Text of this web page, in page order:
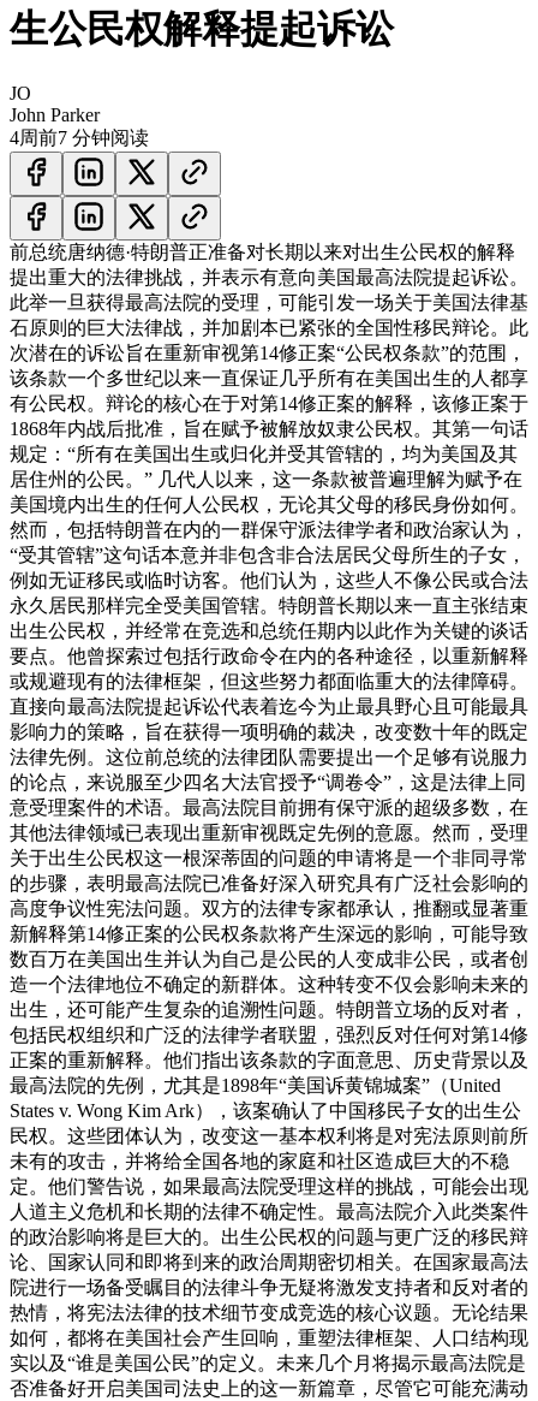
生公民权解释提起诉讼
JO
John Parker
4周前7 分钟阅读
前总统唐纳德·特朗普正准备对长期以来对出生公民权的解释
提出重大的法律挑战，并表示有意向美国最高法院提起诉讼。
此举一旦获得最高法院的受理，可能引发一场关于美国法律基
石原则的巨大法律战，并加剧本已紧张的全国性移民辩论。此
次潜在的诉讼旨在重新审视第14修正案“公民权条款”的范围，
该条款一个多世纪以来一直保证几乎所有在美国出生的人都享
有公民权。 辩论的核心在于对第14修正案的解释，该修正案于
1868年内战后批准，旨在赋予被解放奴隶公民权。其第一句话
规定：“所有在美国出生或归化并受其管辖的，均为美国及其
居住州的公民。” 几代人以来，这一条款被普遍理解为赋予在
美国境内出生的任何人公民权，无论其父母的移民身份如何。
然而，包括特朗普在内的一群保守派法律学者和政治家认为，
“受其管辖”这句话本意并非包含非合法居民父母所生的子女，
例如无证移民或临时访客。他们认为，这些人不像公民或合法
永久居民那样完全受美国管辖。 特朗普长期以来一直主张结束
出生公民权，并经常在竞选和总统任期内以此作为关键的谈话
要点。他曾探索过包括行政命令在内的各种途径，以重新解释
或规避现有的法律框架，但这些努力都面临重大的法律障碍。
直接向最高法院提起诉讼代表着迄今为止最具野心且可能最具
影响力的策略，旨在获得一项明确的裁决，改变数十年的既定
法律先例。这位前总统的法律团队需要提出一个足够有说服力
的论点，来说服至少四名大法官授予“调卷令”，这是法律上同
意受理案件的术语。 最高法院目前拥有保守派的超级多数，在
其他法律领域已表现出重新审视既定先例的意愿。然而，受理
关于出生公民权这一根深蒂固的问题的申请将是一个非同寻常
的步骤，表明最高法院已准备好深入研究具有广泛社会影响的
高度争议性宪法问题。双方的法律专家都承认，推翻或显著重
新解释第14修正案的公民权条款将产生深远的影响，可能导致
数百万在美国出生并认为自己是公民的人变成非公民，或者创
造一个法律地位不确定的新群体。这种转变不仅会影响未来的
出生，还可能产生复杂的追溯性问题。 特朗普立场的反对者，
包括民权组织和广泛的法律学者联盟，强烈反对任何对第14修
正案的重新解释。他们指出该条款的字面意思、历史背景以及
最高法院的先例，尤其是1898年“美国诉黄锦城案”（United
States v. Wong Kim Ark），该案确认了中国移民子女的出生公
民权。这些团体认为，改变这一基本权利将是对宪法原则前所
未有的攻击，并将给全国各地的家庭和社区造成巨大的不稳
定。他们警告说，如果最高法院受理这样的挑战，可能会出现
人道主义危机和长期的法律不确定性。 最高法院介入此类案件
的政治影响将是巨大的。出生公民权的问题与更广泛的移民辩
论、国家认同和即将到来的政治周期密切相关。在国家最高法
院进行一场备受瞩目的法律斗争无疑将激发支持者和反对者的
热情，将宪法法律的技术细节变成竞选的核心议题。无论结果
如何，都将在美国社会产生回响，重塑法律框架、人口结构现
实以及“谁是美国公民”的定义。未来几个月将揭示最高法院是
否准备好开启美国司法史上的这一新篇章，尽管它可能充满动